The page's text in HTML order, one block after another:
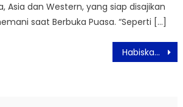
Asia dan Western, yang siap disajikan
saat Berbuka Puasa. “Seperti […]
Habiskan Waktu di Karantina Wanita ini Buat Gaun Dari Bahan Bekas